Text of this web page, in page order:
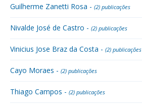
Guilherme Zanetti Rosa - (2) publicações
Nivalde José de Castro - (2) publicações
Vinicius Jose Braz da Costa - (2) publicações
Cayo Moraes - (2) publicações
Thiago Campos - (2) publicações